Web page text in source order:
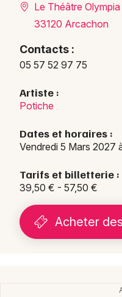
Le Théâtre
33120 Arcachon
Contacts :
05 57 52 97 75
Artiste :
Potiche
Dates et horaires :
Vendredi 5 Mars 2027
Tarifs et billetterie :
39,50 € - 57,50 €
Acheter